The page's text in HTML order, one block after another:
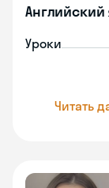
Английский
Уроки
Читать